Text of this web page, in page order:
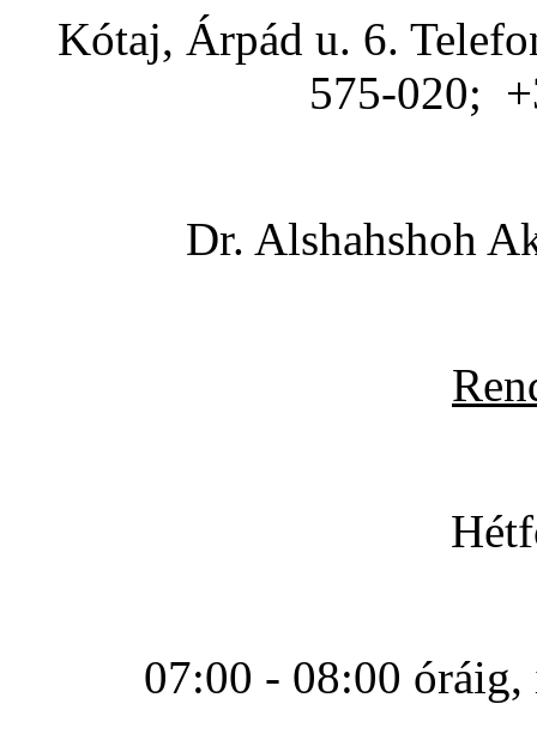
Kótaj, Árpád u. 6.
575-020;
Dr. Alshahshoh
07:00 - 08:00